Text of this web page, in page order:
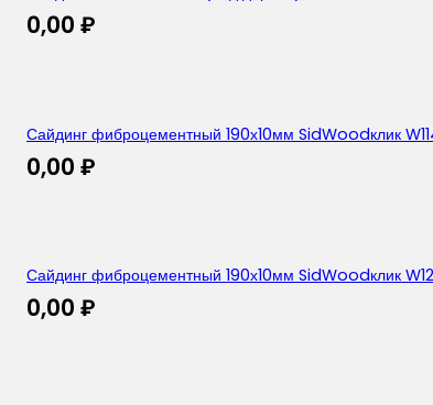
0,00 ₽
Сайдинг фиброцементный 190х10мм SidWoodклик
0,00 ₽
Сайдинг фиброцементный 190х10мм SidWoodклик
0,00 ₽